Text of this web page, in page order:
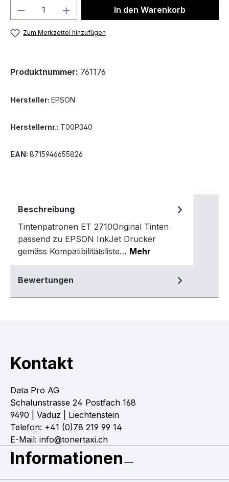
Produkt Anzahl: Gib denIn den Warenkorb
Zum Merkzettel hinzufügen
Produktnummer: 761176
Hersteller: EPSON
Herstellernr.: T00P340
EAN: 8715946655826
Beschreibung
Tintenpatronen ET 2710Original Tinten
passend zu EPSON InkJet Drucker
gemäss Kompatibilitätsliste… Mehr
Bewertungen
Kontakt
Data Pro AG
Schalunstrasse 24 Postfach 168
9490 | Vaduz | Liechtenstein
Telefon: +41 (0)78 219 99 14
E-Mail: info@tonertaxi.ch
Informationen